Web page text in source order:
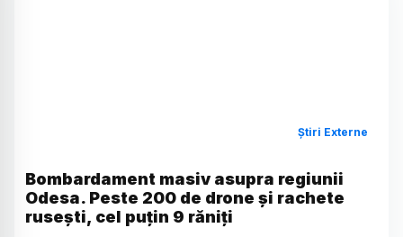
Știri Externe
Bombardament masiv asupra regiunii
Odesa. Peste 200 de drone și rachete
rusești, cel puțin 9 răniți